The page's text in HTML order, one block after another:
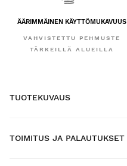
ÄÄRIMMÄINEN KÄYTTÖMUKAVUUS
VAHVISTETTU PEHMUSTE
TÄRKEILLÄ ALUEILLA
TUOTEKUVAUS
TOIMITUS JA PALAUTUKSET